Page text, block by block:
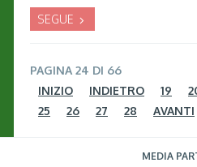
SEGUE
PAGINA 24 DI 66
INIZIO
INDIETRO 19
25
26 27 28 AVANTI
MEDIA